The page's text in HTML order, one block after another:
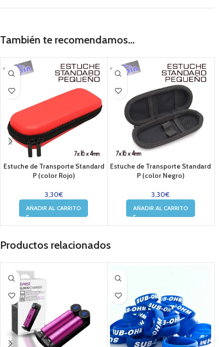
También te recomendamos…
Estuche de Transporte Standard
P (color Rojo)
3,30€
AÑADIR AL CARRITO
Estuche de Transporte Standard
P (color Negro)
3,30€
AÑADIR AL CARRITO
Productos relacionados